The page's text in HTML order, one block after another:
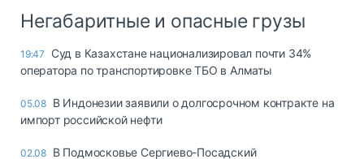
Негабаритные и опасные грузы
19:47
Суд в Казахстане национализировал почти 34%
оператора по транспортировке ТБО в Алматы
05.08 В Индонезии заявили о долгосрочном контракте на
импорт российской нефти
02.08 В Подмосковье Сергиево-Посадский